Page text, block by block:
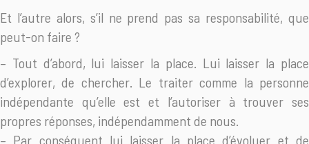
Et l’autre alors, s’il ne prend pas sa responsabilité, que
peut-on faire ?
– Tout d’abord, lui laisser la place. Lui laisser la place
d’explorer, de chercher. Le traiter comme la personne
indépendante qu’elle est et l’autoriser à trouver ses
propres réponses, indépendamment de nous.
– Par conséquent lui laisser la place d’évoluer et de